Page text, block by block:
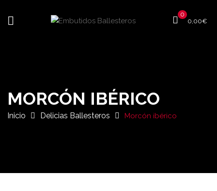
0
0,00€
MORCÓN IBÉRICO
Inicio Delicias Ballesteros Morcón ibérico